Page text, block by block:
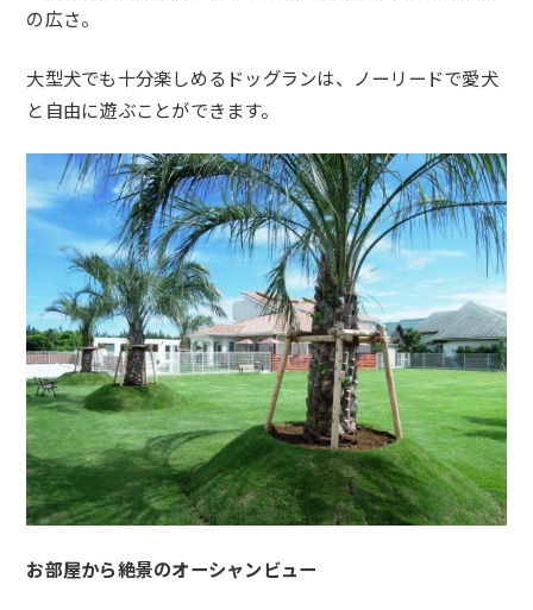
の広さ。
大型犬でも十分楽しめるドッグランは、ノーリードで愛犬
と自由に遊ぶことができます。
お部屋から絶景のオーシャンビュー